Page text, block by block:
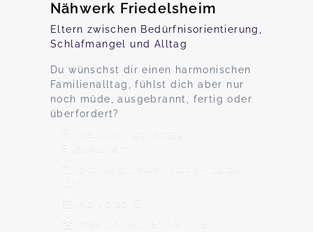
Nähwerk Friedelsheim
Eltern zwischen Bedürfnisorientierung,
Schlafmangel und Alltag
Du wünschst dir einen harmonischen
Familienalltag, fühlst dich aber nur
noch müde, ausgebrannt, fertig oder
überfordert?
Hauptstr. 99, 67159
Friedelsheim
Sonntag, 16.08., 10:00 - 12:00
Ab 40,00 €
Max. 10 TeilnehmerInnen